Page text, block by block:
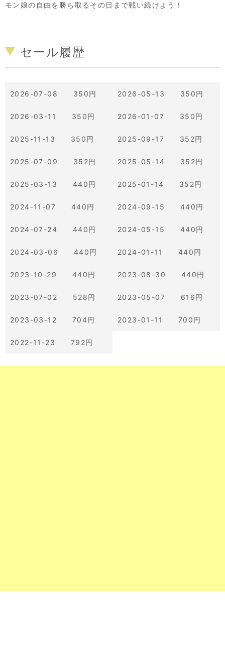
モン娘の自由を勝ち取るその日まで戦い続けよう！
セール履歴
2026-07-08 350円 2026-05-13 350円
2026-03-11 350円 2026-01-07 350円
2025-11-13 350円 2025-09-17 352円
2025-07-09 352円 2025-05-14 352円
2025-03-13 440円 2025-01-14 352円
2024-11-07 440円 2024-09-15 440円
2024-07-24 440円 2024-05-15 440円
2024-03-06 440円 2024-01-11 440円
2023-10-29 440円 2023-08-30 440円
2023-07-02 528円 2023-05-07 616円
2023-03-12 704円 2023-01-11 700円
2022-11-23 792円